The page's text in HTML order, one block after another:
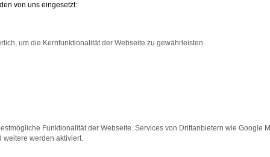
Fahrten durch Hannover auf dem neuesten Stand
vor allem in der aktuellen Generation in den
kaufen, profitieren Sie gleich mehrfach. So bieten wir
sichern Sie sich bei jedem Kauf einen Rabatt bzw.
zu haben und entsprechend zu 100 Prozent Ihren
paar Tipps, die dir helfen können:
von uns eingesetzt:
um die Kernfunktionalität der Webseite zu gewährleisten.
Funktionalität der Webseite. Services von Drittanbietern wie Google
weitere werden aktiviert.